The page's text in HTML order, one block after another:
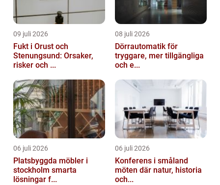
09 juli 2026
Fukt i Orust och
Stenungsund: Orsaker,
risker och ...
08 juli 2026
Dörrautomatik för
tryggare, mer tillgängliga
och e...
06 juli 2026
Platsbyggda möbler i
stockholm smarta
lösningar f...
06 juli 2026
Konferens i småland
möten där natur, historia
och...